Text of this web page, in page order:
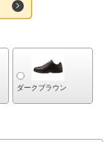
ダークブラウン